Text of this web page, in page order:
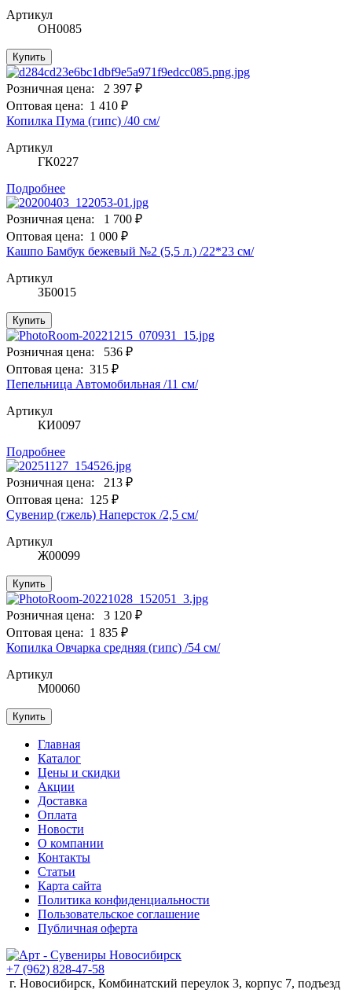
Артикул
ОН0085
Купить
Розничная цена:
2 397 ₽
Оптовая цена: 1 410 ₽
Копилка Пума (гипс) /40 см/
Артикул
ГК0227
Подробнее
Розничная цена:
1 700 ₽
Оптовая цена: 1 000 ₽
Кашпо Бамбук бежевый №2 (5,5 л.) /22*23 см/
Артикул
ЗБ0015
Купить
Розничная цена:
536 ₽
Оптовая цена: 315 ₽
Пепельница Автомобильная /11 см/
Артикул
КИ0097
Подробнее
Розничная цена:
213 ₽
Оптовая цена: 125 ₽
Сувенир (гжель) Наперсток /2,5 см/
Артикул
Ж00099
Купить
Розничная цена:
3 120 ₽
Оптовая цена: 1 835 ₽
Копилка Овчарка средняя (гипс) /54 см/
Артикул
М00060
Купить
Главная
Каталог
Цены и скидки
Акции
Доставка
Оплата
Новости
О компании
Контакты
Статьи
Карта сайта
Политика конфиденциальности
Пользовательское соглашение
Публичная оферта
+7 (962) 828-47-58
г. Новосибирск, Комбинатский переулок 3, корпус 7, подъезд